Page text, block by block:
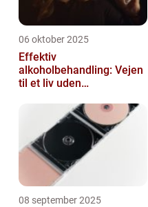
06 oktober 2025
Effektiv
alkoholbehandling: Vejen
til et liv uden
08 september 2025